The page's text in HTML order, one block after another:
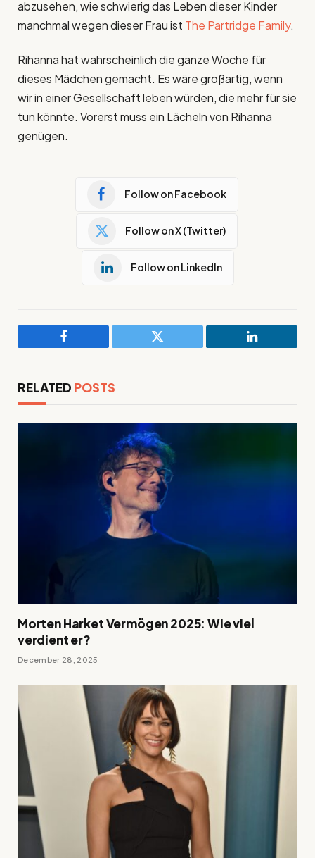
abzusehen, wie schwierig das Leben dieser Kinder
manchmal wegen dieser Frau ist The Partridge Family.
Rihanna hat wahrscheinlich die ganze Woche für
dieses Mädchen gemacht. Es wäre großartig, wenn
wir in einer Gesellschaft leben würden, die mehr für sie
tun könnte. Vorerst muss ein Lächeln von Rihanna
genügen.
Follow on Facebook
Follow on X (Twitter)
Follow on LinkedIn
Facebook Twitter LinkedIn
RELATED POSTS
Morten Harket Vermögen 2025: Wie viel
verdient er?
December 28, 2025